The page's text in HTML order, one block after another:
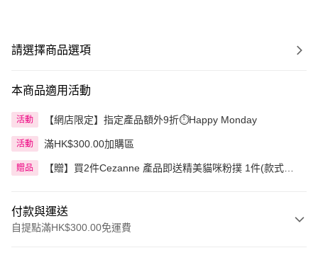
請選擇商品選項
本商品適用活動
活動 【網店限定】指定產品額外9折⏱️Happy Monday
活動 滿HK$300.00加購區
贈品
【贈】買2件Cezanne 產品即送精美貓咪粉撲 1件(款式隨
付款與運送
自提點滿HK$300.00免運費